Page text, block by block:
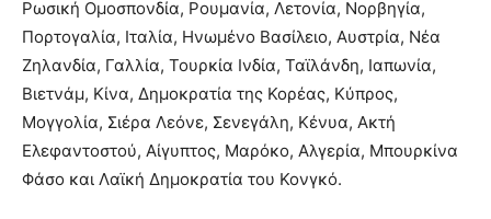
Ρωσική Ομοσπονδία, Ρουμανία, Λετονία, Νορβηγία,
Πορτογαλία, Ιταλία, Ηνωμένο Βασίλειο, Αυστρία, Νέα
Ζηλανδία, Γαλλία, Τουρκία Ινδία, Ταϊλάνδη, Ιαπωνία,
Βιετνάμ, Κίνα, Δημοκρατία της Κορέας, Κύπρος,
Μογγολία, Σιέρα Λεόνε, Σενεγάλη, Κένυα, Ακτή
Ελεφαντοστού, Αίγυπτος, Μαρόκο, Αλγερία, Μπουρκίνα
Φάσο και Λαϊκή Δημοκρατία του Κονγκό.